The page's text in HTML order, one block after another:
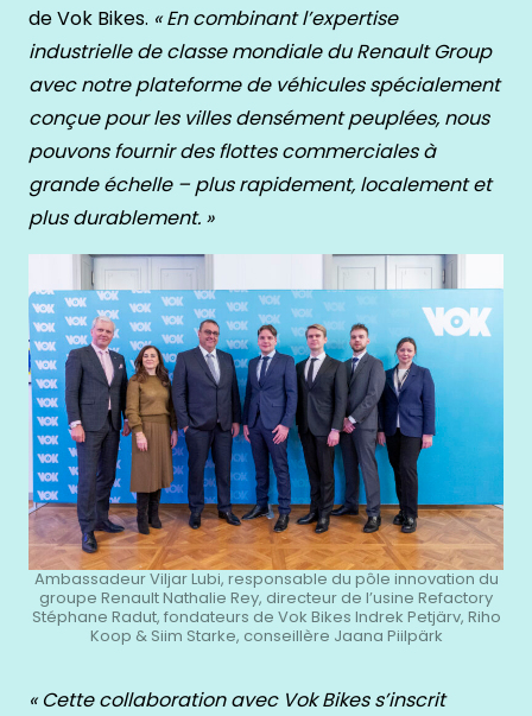
de Vok Bikes. « En combinant l’expertise
industrielle de classe mondiale du Renault Group
avec notre plateforme de véhicules spécialement
conçue pour les villes densément peuplées, nous
pouvons fournir des flottes commerciales à
grande échelle – plus rapidement, localement et
plus durablement. »
Ambassadeur Viljar Lubi, responsable du pôle innovation du
groupe Renault Nathalie Rey, directeur de l’usine Refactory
Stéphane Radut, fondateurs de Vok Bikes Indrek Petjärv, Riho
Koop & Siim Starke, conseillère Jaana Piilpärk
« Cette collaboration avec Vok Bikes s’inscrit